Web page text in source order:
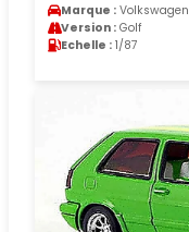
Marque : Volkswagen
Version : Golf
Echelle : 1/87